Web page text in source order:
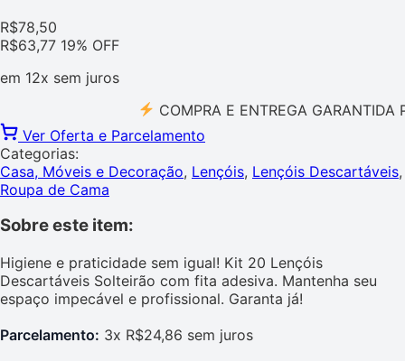
R$78,50
R$63,77 19% OFF
em 12x sem juros
COMPRA E ENTREGA GARANTIDA PELO
Ver Oferta e Parcelamento
Categorias:
Casa, Móveis e Decoração, Lençóis, Lençóis Descartáveis,
Roupa de Cama
Sobre este item:
Higiene e praticidade sem igual! Kit 20 Lençóis
Descartáveis Solteirão com fita adesiva. Mantenha seu
espaço impecável e profissional. Garanta já!
Parcelamento: 3x R$24,86 sem juros